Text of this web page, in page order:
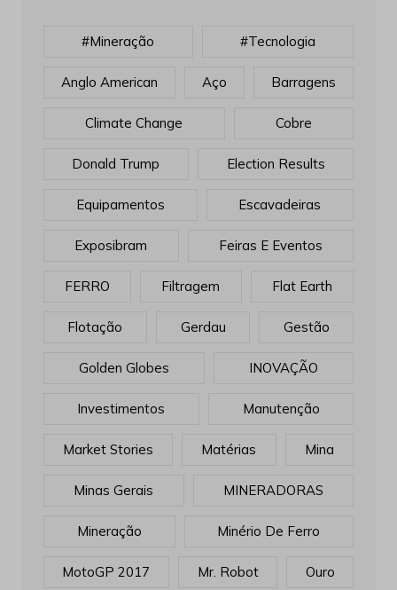
#mineração #tecnologia
Anglo American Aço Barragens
Climate Change Cobre
Donald Trump Election Results
Equipamentos Escavadeiras
Exposibram Feiras E Eventos
FERRO Filtragem Flat Earth
Flotação Gerdau Gestão
Golden Globes INOVAÇÃO
Investimentos Manutenção
Market Stories Matérias Mina
Minas Gerais MINERADORAS
Mineração Minério De Ferro
MotoGP 2017 Mr. Robot Ouro